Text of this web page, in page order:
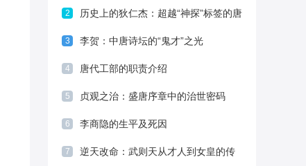
的权力逻辑与生存法则
2
历史上的狄仁杰：超越“神探”标签的唐
代名相
3 李贺：中唐诗坛的“鬼才”之光
4 唐代工部的职责介绍
5 贞观之治：盛唐序章中的治世密码
6 李商隐的生平及死因
7
逆天改命：武则天从才人到女皇的传